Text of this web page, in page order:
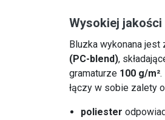
Wysokiej
Bluzka wykonana
(PC-blend),
gramaturze 100 g/m².
łączy w sobie zalety
poliester